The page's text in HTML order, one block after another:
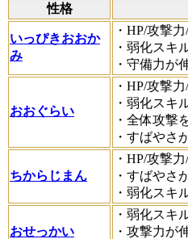
性格
いっぴきおおか
み
・HP/攻撃
・弱化スキ
・守備力が
おおぐらい
・HP/攻撃
・弱化スキ
・全体攻撃
・すばやさ
ちからじまん
・HP/攻撃
・すばやさ
・弱化スキ
おせっかい
・弱化スキ
・攻撃力が